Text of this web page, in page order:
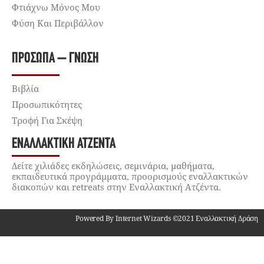
Φτιάχνω Μόνος Μου
Φύση Και Περιβάλλον
ΠΡΌΣΩΠΑ – ΓΝΏΣΗ
Βιβλία
Προσωπικότητες
Τροφή Για Σκέψη
ΕΝΑΛΛΑΚΤΙΚΉ ΑΤΖΈΝΤΑ
Δείτε χιλιάδες εκδηλώσεις, σεμινάρια, μαθήματα,
εκπαιδευτικά προγράμματα, προορισμούς εναλλακτικών
διακοπών και retreats στην Εναλλακτική Ατζέντα.
Powered By Internet Wizards ©2021 Εναλλακτική Δράση